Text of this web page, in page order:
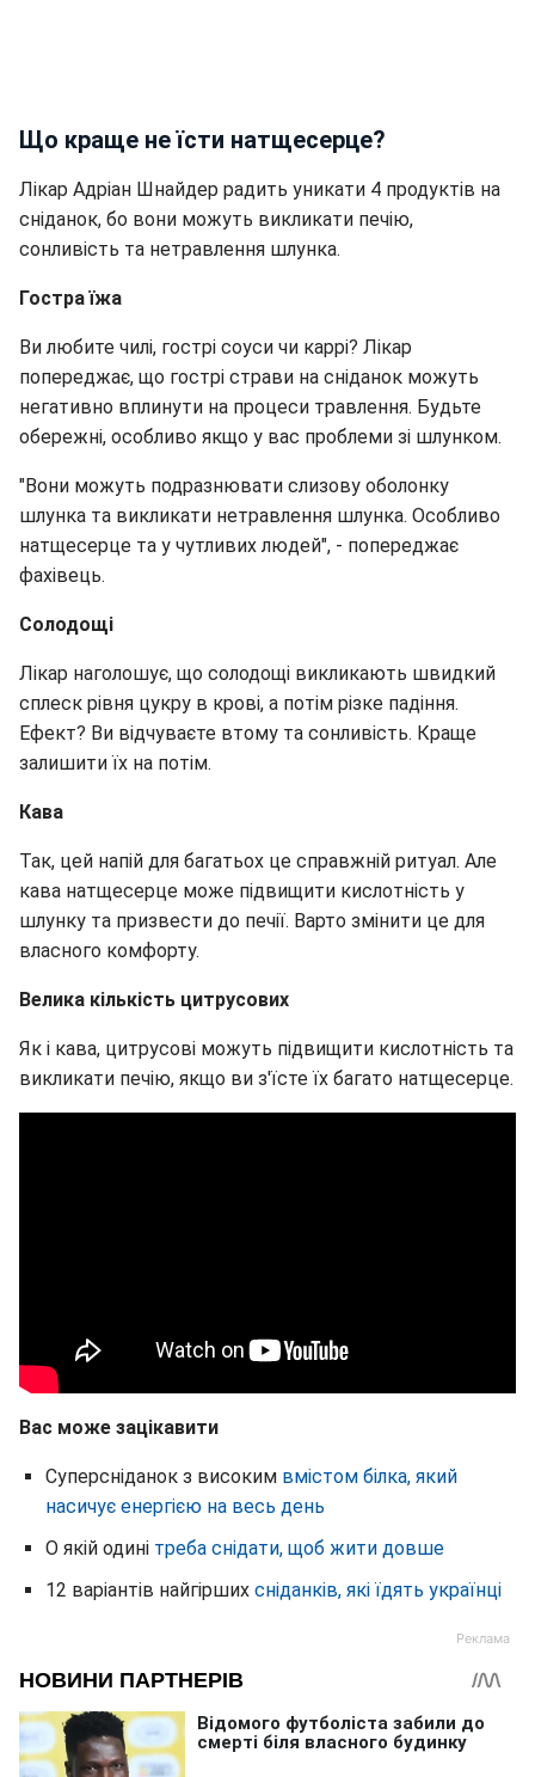
Що краще не їсти натщесерце?
Лікар Адріан Шнайдер радить уникати 4 продуктів на
сніданок, бо вони можуть викликати печію,
сонливість та нетравлення шлунка.
Гостра їжа
Ви любите чилі, гострі соуси чи каррі? Лікар
попереджає, що гострі страви на сніданок можуть
негативно вплинути на процеси травлення. Будьте
обережні, особливо якщо у вас проблеми зі шлунком.
"Вони можуть подразнювати слизову оболонку
шлунка та викликати нетравлення шлунка. Особливо
натщесерце та у чутливих людей", - попереджає
фахівець.
Солодощі
Лікар наголошує, що солодощі викликають швидкий
сплеск рівня цукру в крові, а потім різке падіння.
Ефект? Ви відчуваєте втому та сонливість. Краще
залишити їх на потім.
Кава
Так, цей напій для багатьох це справжній ритуал. Але
кава натщесерце може підвищити кислотність у
шлунку та призвести до печії. Варто змінити це для
власного комфорту.
Велика кількість цитрусових
Як і кава, цитрусові можуть підвищити кислотність та
викликати печію, якщо ви з'їсте їх багато натщесерце.
Вас може зацікавити
Суперсніданок з високим вмістом білка, який
насичує енергією на весь день
О якій одині треба снідати, щоб жити довше
12 варіантів найгірших сніданків, які їдять українці